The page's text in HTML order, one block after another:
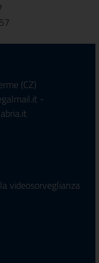
(CZ)
-
videosorveglianza